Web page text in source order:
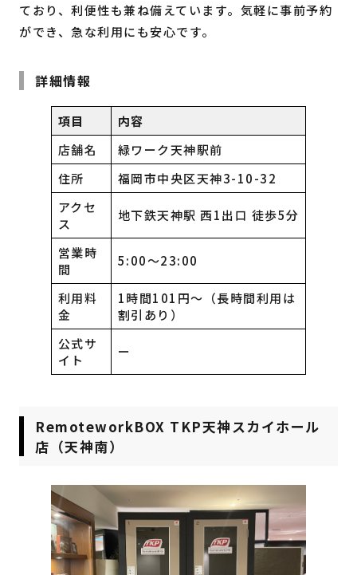
ており、利便性も兼ね備えています。気軽に事前予約
ができ、急な利用にも安心です。
詳細情報
項目
内容
店舗名
緑ワーク天神駅前
住所
福岡市中央区天神3-10-32
アクセ
ス
地下鉄天神駅 西1出口 徒歩5分
営業時
間
5:00〜23:00
利用料
金
1時間101円〜（長時間利用は
割引あり）
公式サ
イト
ー
RemoteworkBOX TKP天神スカイホール
店（天神南）